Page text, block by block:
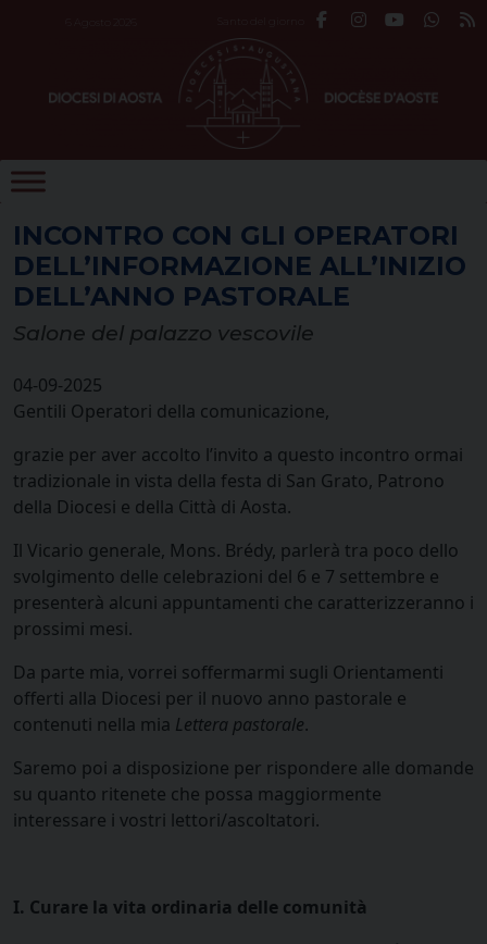
INCONTRO CON GLI OPERATORI
DELL’INFORMAZIONE ALL’INIZIO
DELL’ANNO PASTORALE
Salone del palazzo vescovile
04-09-2025
Gentili Operatori della comunicazione,
grazie per aver accolto l’invito a questo incontro ormai
tradizionale in vista della festa di San Grato, Patrono
della Diocesi e della Città di Aosta.
Il Vicario generale, Mons. Brédy, parlerà tra poco dello
svolgimento delle celebrazioni del 6 e 7 settembre e
presenterà alcuni appuntamenti che caratterizzeranno i
prossimi mesi.
Da parte mia, vorrei soffermarmi sugli Orientamenti
offerti alla Diocesi per il nuovo anno pastorale e
contenuti nella mia Lettera pastorale.
Saremo poi a disposizione per rispondere alle domande
su quanto ritenete che possa maggiormente
interessare i vostri lettori/ascoltatori.
I. Curare la vita ordinaria delle comunità